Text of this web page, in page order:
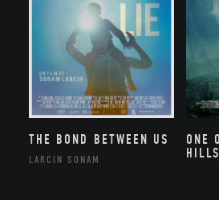
THE BOND BETWEEN US
LARCIN SONAM
ONE
HILLS